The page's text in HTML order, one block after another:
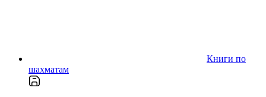
Книги по
шахматам